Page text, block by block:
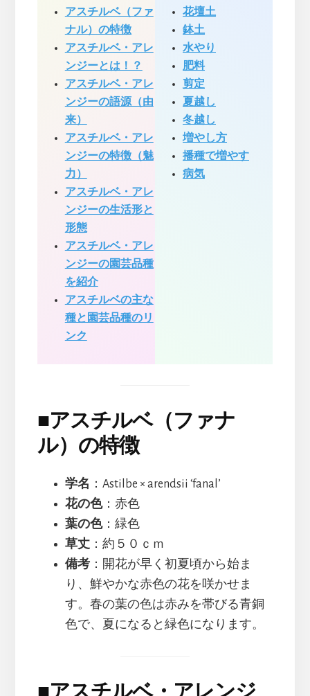
アスチルベ（ファ
ナル）の特徴
アスチルベ・アレ
ンジーとは！？
アスチルベ・アレ
ンジーの語源（由
来）
アスチルベ・アレ
ンジーの特徴（魅
力）
アスチルベ・アレ
ンジーの生活形と
形態
アスチルベ・アレ
ンジーの園芸品種
を紹介
アスチルベの主な
種と園芸品種のリ
ンク
花壇土
鉢土
水やり
肥料
剪定
夏越し
冬越し
増やし方
播種で増やす
病気
■アスチルベ（ファナ
ル）の特徴
学名 ：Astilbe × arendsii ‘fanal’
花の色：赤色
葉の色：緑色
草丈：約５０ｃｍ
備考：開花が早く初夏頃から始ま
り、鮮やかな赤色の花を咲かせま
す。春の葉の色は赤みを帯びる青銅
色で、夏になると緑色になります。
■アスチルベ・アレンジ